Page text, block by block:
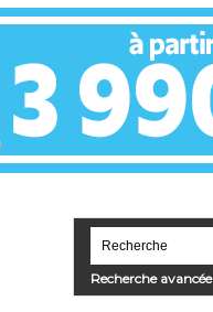
Recherche avancée